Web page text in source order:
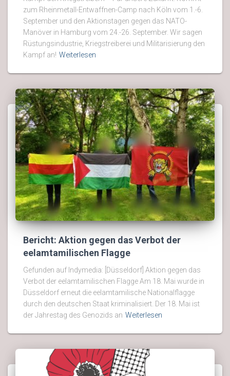
zum Rheinmetall-Entwaffnen-Camp nach Köln vom 1.-6.
September und den Aktionstagen gegen das NATO-
Manöver in Hamburg vom 24.-26. September. Wir sagen
Rüstungsindustrie, Kriegstreiberei und Militarisierung den
Kampf an! Weiterlesen
Bericht: Aktion gegen das Verbot der
eelamtamilischen Flagge
Gefunden auf Indymedia: [Düsseldorf] Aktion gegen das
Verbot der eelamtamilischen Flagge Am 18. Mai wurde in
Düsseldorf erneut die eelamtamilische Nationalflagge
durch den deutschen Staat kriminalisiert. Der 18. Mai ist
der Jahrestag des Genozids an Weiterlesen